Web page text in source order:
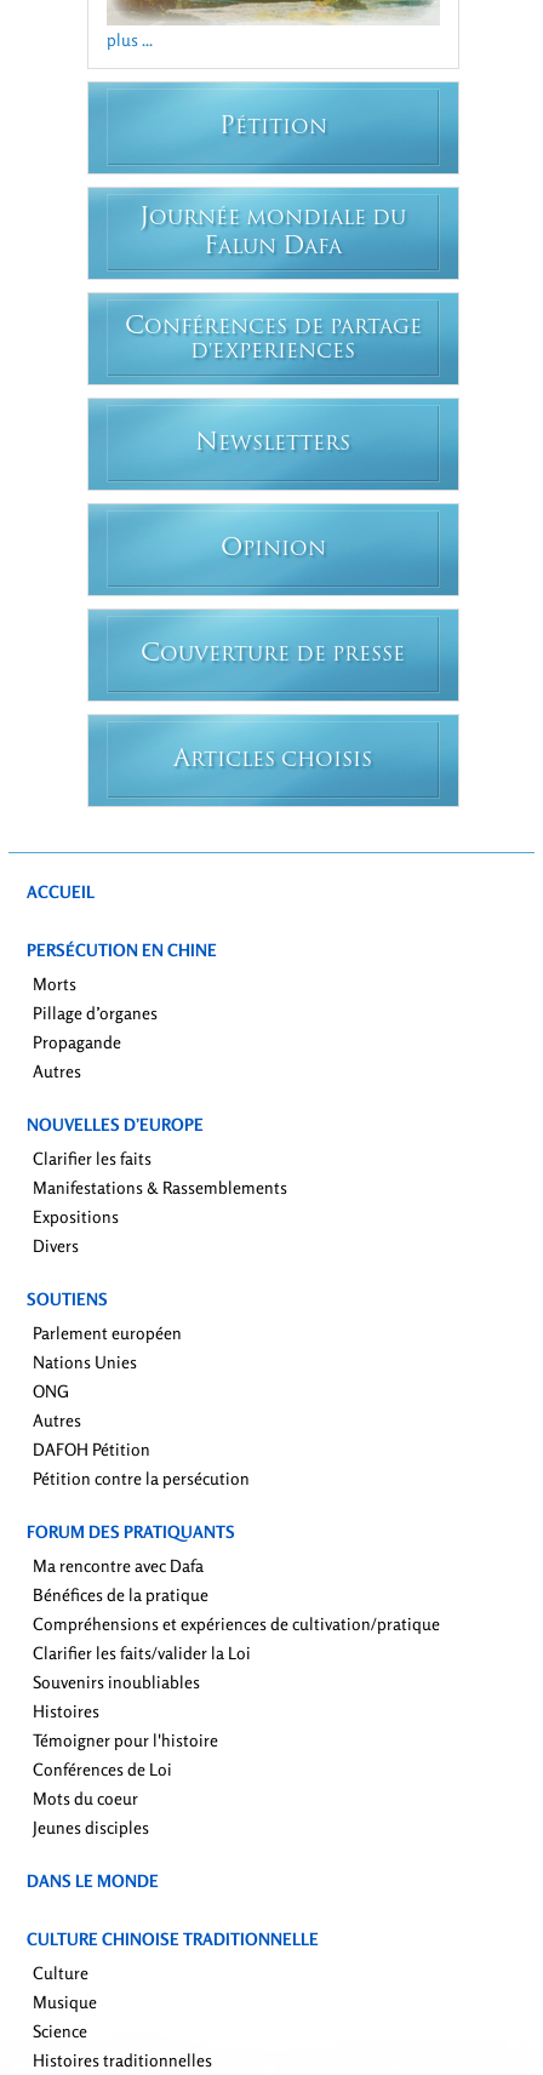
plus ...
PÉTITION
JOURNÉE MONDIALE DU
FALUN DAFA
CONFÉRENCES DE PARTAGE
D'EXPERIENCES
N EWSLETTERS
OPINION
COUVERTURE DE PRESSE
ARTICLES CHOISIS
ACCUEIL
PERSÉCUTION EN CHINE
Morts
Pillage d’organes
Propagande
Autres
NOUVELLES D’EUROPE
Clarifier les faits
Manifestations & Rassemblements
Expositions
Divers
SOUTIENS
Parlement européen
Nations Unies
ONG
Autres
DAFOH Pétition
Pétition contre la persécution
FORUM DES PRATIQUANTS
Ma rencontre avec Dafa
Bénéfices de la pratique
Compréhensions et expériences de cultivation/pratique
Clarifier les faits/valider la Loi
Souvenirs inoubliables
Histoires
Témoigner pour l'histoire
Conférences de Loi
Mots du coeur
Jeunes disciples
DANS LE MONDE
CULTURE CHINOISE TRADITIONNELLE
Culture
Musique
Science
Histoires traditionnelles